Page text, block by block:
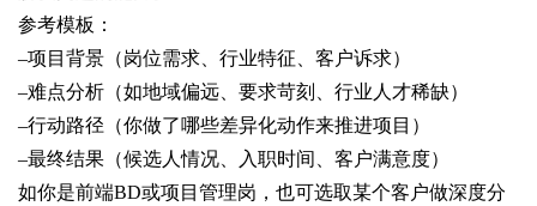
参考模板：
–项目背景（岗位需求、行业特征、客户诉求）
–难点分析（如地域偏远、要求苛刻、行业人才稀缺）
–行动路径（你做了哪些差异化动作来推进项目）
–最终结果（候选人情况、入职时间、客户满意度）
如你是前端BD或项目管理岗，也可选取某个客户做深度分